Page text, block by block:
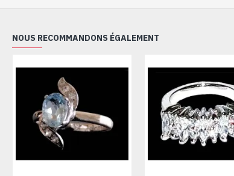
NOUS RECOMMANDONS ÉGALEMENT